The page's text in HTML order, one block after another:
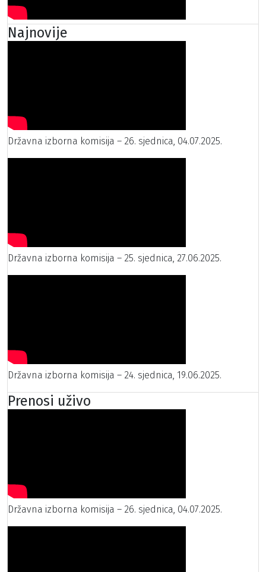
Najnovije
Državna izborna komisija – 26. sjednica, 04.07.2025.
Državna izborna komisija – 25. sjednica, 27.06.2025.
Državna izborna komisija – 24. sjednica, 19.06.2025.
Prenosi uživo
Državna izborna komisija – 26. sjednica, 04.07.2025.